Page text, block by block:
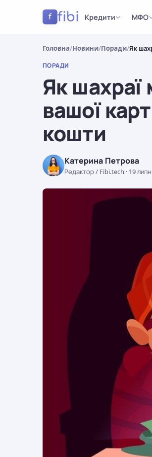
f fibi Кредити МФО
Головна/Новини/Поради/Як
ПОРАДИ
Як шахраї
вашої
кошти
Катерина Петрова
Редактор / Fibi.tech · 19
ПОРАДИ